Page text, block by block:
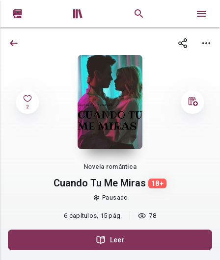
 
2
Novela romántica
Cuando Tu Me Miras 18+
Pausado
6 capítulos, 15 pág. 78
Leer